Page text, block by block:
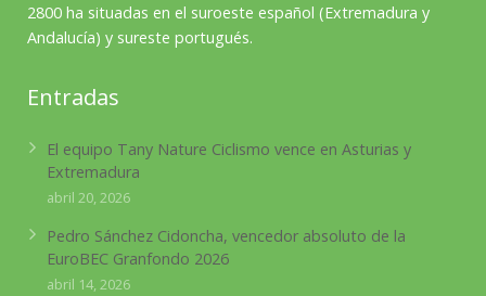
2800 ha situadas en el suroeste español (Extremadura y
Andalucía) y sureste portugués.
Entradas
El equipo Tany Nature Ciclismo vence en Asturias y
Extremadura
abril 20, 2026
Pedro Sánchez Cidoncha, vencedor absoluto de la
EuroBEC Granfondo 2026
abril 14, 2026